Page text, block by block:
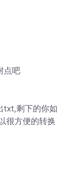
点吧
txt,剩下的你如
很方便的转换